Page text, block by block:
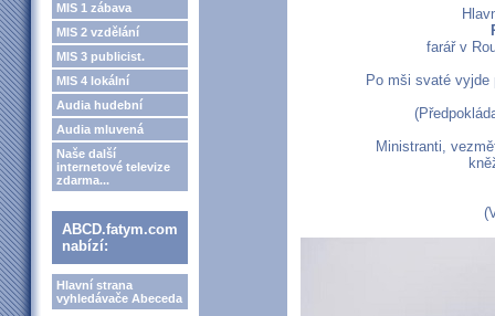
MIS 1 zábava
MIS 2 vzdělání
MIS 3 publicist.
MIS 4 lokální
Audia hudební
Audia mluvená
Naše další
internetové televize
zdarma...
ABCD.fatym.com
nabízí:
Hlavní strana
vyhledávače Abeceda
farář v
Po mši svaté vyjde
Ministranti,